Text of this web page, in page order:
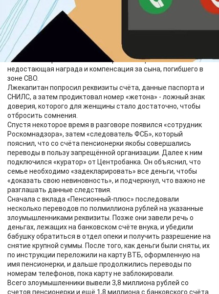
В начале февраля 2026 года пенсионерке из посёлка
Курагино позвонил мужчина, представившийся
заместителем начальника краевого военкомата. Он сообщил,
что якобы по решению Министерства обороны ей положены
недостающая награда и компенсация за сына, погибшего в
зоне СВО.
Лжекапитан попросил реквизиты счёта, данные паспорта и
СНИЛС, а затем продиктовал номер «жетона» - ложный знак
доверия, которого для женщины стало достаточно, чтобы
отбросить сомнения.
Спустя некоторое время в разговоре появился «сотрудник
Роскомнадзора», затем «следователь ФСБ», который
пояснил, что со счёта пенсионерки якобы совершались
переводы в пользу запрещённой организации. Далее к ним
подключился «куратор» от Центробанка. Он объяснил, что
семье необходимо «задекларировать» все деньги, чтобы
«доказать свою невиновность», и подчеркнул, что важно не
разглашать данные следствия.
Сначала с вклада «Пенсионный‑плюс» последовали
несколько переводов по полмиллиона рублей на указанные
злоумышленниками реквизиты. Позже они завели речь о
деньгах, лежащих на банковском счёте внука, и убедили
бабушку обратиться в отдел опеки и получить разрешение на
снятие крупной суммы. После того, как деньги были сняты, их
по инструкции переложили на карту ВТБ, оформленную на
имя пенсионерки, и дальше продолжились переводы по
номерам телефонов, пока карту не заблокировали.
Всего злоумышленники вывели 3,8 миллиона рублей со
счетов пенсионерки и ещё 1,8 миллиона с банковского счёта